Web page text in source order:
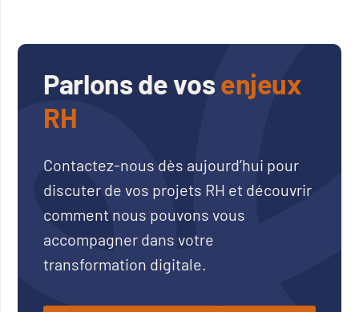
Parlons de vosenjeux
RH
Contactez-nous dès aujourd’hui pour
discuter de vos projets RH et découvrir
comment nous pouvons vous
accompagner dans votre
transformation digitale.